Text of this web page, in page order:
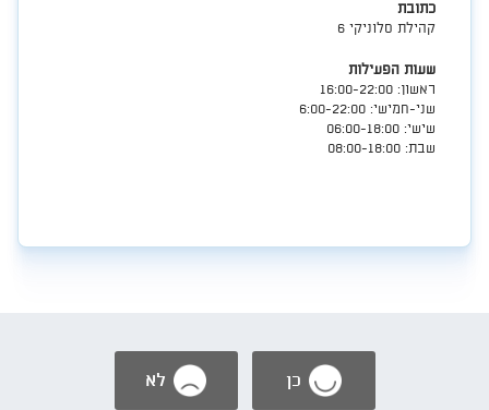
כתובת
קהילת סלוניקי 6
שעות הפעילות
​ראשון: 16:00-22:00
שני-חמישי: 6:00-22:00
שישי: 06:00-18:00
שבת: 08:00-18:00
כן לא